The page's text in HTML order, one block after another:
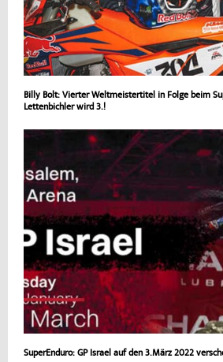
Billy Bolt: Vierter Weltmeistertitel in Folge beim
Lettenbichler wird 3.!
SuperEnduro: GP Israel auf den 3.März 2022